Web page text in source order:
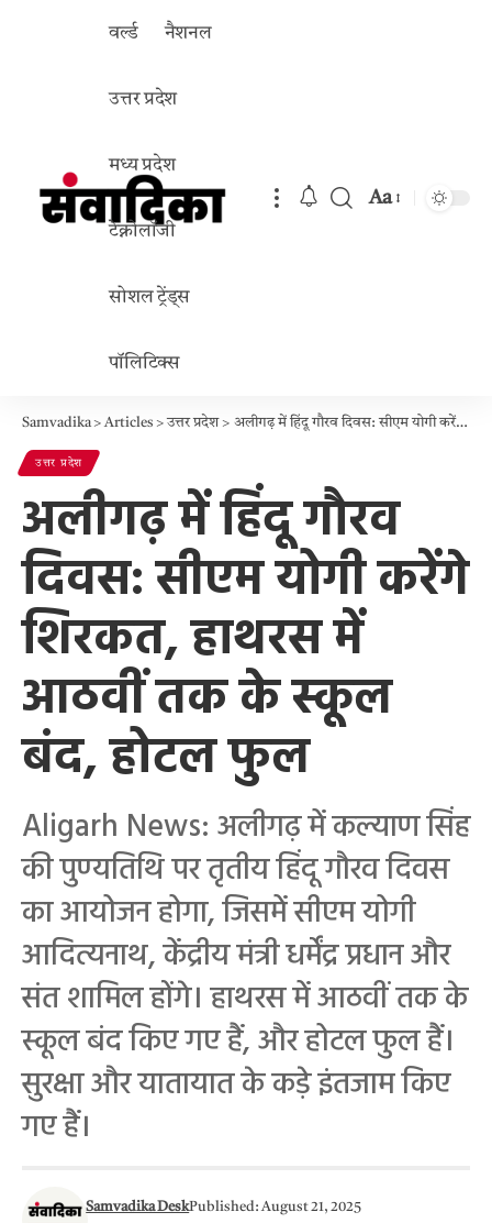
वर्ल्ड नैशनल
उत्तर प्रदेश
मध्य प्रदेश
टेक्नोलॉजी
सोशल ट्रेंड्स
पॉलिटिक्स
Aa
Samvadika>Articles >उत्तर प्रदेश> अलीगढ़ में हिंदू गौरव दिवस: सीएम योगी करेंगे शिरकत, हाथरस में आठवीं तक के स्कूल बंद, होटल फुल
उत्तर प्रदेश
अलीगढ़ में हिंदू गौरव
दिवस: सीएम योगी करेंगे
शिरकत, हाथरस में
आठवीं तक के स्कूल
बंद, होटल फुल
Aligarh News: अलीगढ़ में कल्याण सिंह
की पुण्यतिथि पर तृतीय हिंदू गौरव दिवस
का आयोजन होगा, जिसमें सीएम योगी
आदित्यनाथ, केंद्रीय मंत्री धर्मेंद्र प्रधान और
संत शामिल होंगे। हाथरस में आठवीं तक के
स्कूल बंद किए गए हैं, और होटल फुल हैं।
सुरक्षा और यातायात के कड़े इंतजाम किए
गए हैं।
Samvadika DeskPublished: August 21, 2025